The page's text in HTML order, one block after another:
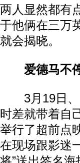
两人显然都有
于他俩在三万
就会揭晓。
爱德马不
3月19日、
时差就带着自
举行了超前点
在现场跟影迷